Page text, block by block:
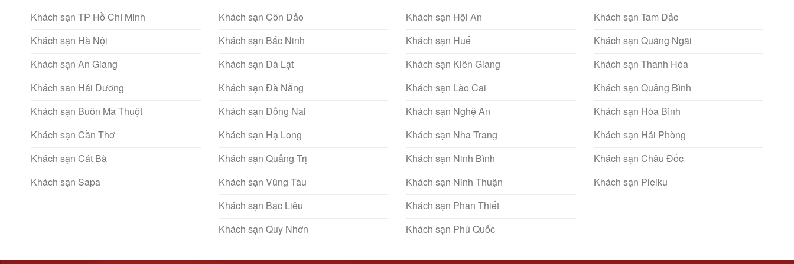
Khách sạn TP Hồ Chí Minh
Khách sạn Hà Nội
Khách sạn An Giang
Khách san Hải Dương
Khách sạn Buôn Ma Thuột
Khách sạn Cần Thơ
Khách sạn Cát Bà
Khách sạn Sapa
Khách sạn Côn Đảo
Khách sạn Bắc Ninh
Khách sạn Đà Lạt
Khách sạn Đà Nẵng
Khách sạn Đồng Nai
Khách sạn Hạ Long
Khách sạn Quảng Trị
Khách sạn Vũng Tàu
Khách sạn Bạc Liêu
Khách sạn Quy Nhơn
Khách sạn Hội An
Khách sạn Huế
Khách sạn Kiên Giang
Khách sạn Lào Cai
Khách sạn Nghệ An
Khách sạn Nha Trang
Khách sạn Ninh Bình
Khách sạn Ninh Thuận
Khách sạn Phan Thiết
Khách sạn Phú Quốc
Khách sạn Tam Đảo
Khách sạn Quãng Ngãi
Khách sạn Thanh Hóa
Khách sạn Quảng Bình
Khách sạn Hòa Bình
Khách sạn Hải Phòng
Khách sạn Châu Đốc
Khách sạn Pleiku